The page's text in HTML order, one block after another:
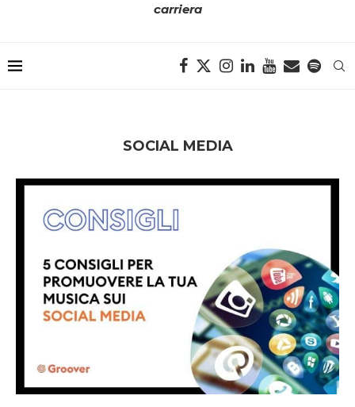
carriera
SOCIAL MEDIA